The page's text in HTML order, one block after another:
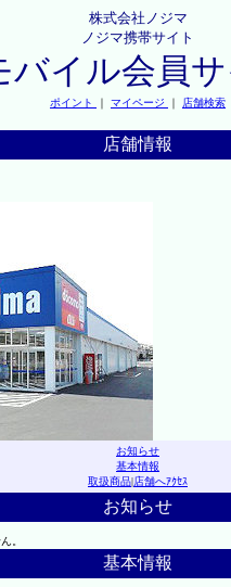
株式会社ノジマ
ノジマ携帯サイト
バイル会員サ
ポイント ｜ マイページ ｜ 店舗検索
店舗情報
お知らせ
基本情報
取扱商品|店舗へｱｸｾｽ
お知らせ
。
基本情報